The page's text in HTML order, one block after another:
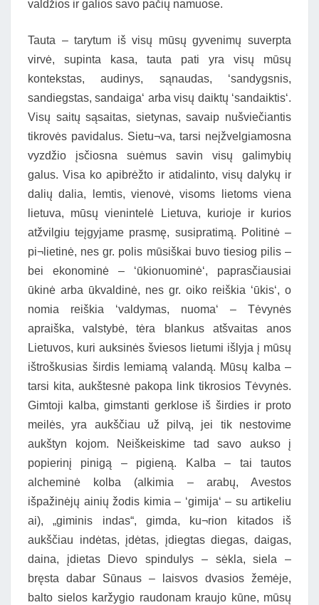
valdžios ir galios savo pačių namuose.
Tauta – tarytum iš visų mūsų gyvenimų suverpta
virvė, supinta kasa, tauta pati yra visų mūsų
kontekstas, audinys, sąnaudas, ‘sandygsnis,
sandiegstas, sandaiga‘ arba visų daiktų ‘sandaiktis‘.
Visų saitų sąsaitas, sietynas, savaip nušviečiantis
tikrovės pavidalus. Sietu¬va, tarsi neįžvelgiamosna
vyzdžio įsčiosna suėmus savin visų galimybių
galus. Visa ko apibrėžto ir atidalinto, visų dalykų ir
dalių dalia, lemtis, vienovė, visoms lietoms viena
lietuva, mūsų vienintelė Lietuva, kurioje ir kurios
atžvilgiu teįgyjame prasmę, susipratimą. Politinė –
pi¬lietinė, nes gr. polis mūsiškai buvo tiesiog pilis –
bei ekonominė – ‘ūkionuominė‘, paprasčiausiai
ūkinė arba ūkvaldinė, nes gr. oiko reiškia ‘ūkis‘, o
nomia reiškia ‘valdymas, nuoma‘ – Tėvynės
apraiška, valstybė, tėra blankus atšvaitas anos
Lietuvos, kuri auksinės šviesos lietumi išlyja į mūsų
ištroškusias širdis lemiamą valandą. Mūsų kalba –
tarsi kita, aukštesnė pakopa link tikrosios Tėvynės.
Gimtoji kalba, gimstanti gerklose iš širdies ir proto
meilės, yra aukščiau už pilvą, jei tik nestovime
aukštyn kojom. Neiškeiskime tad savo aukso į
popierinį pinigą – pigieną. Kalba – tai tautos
alcheminė kolba (alkimia – arabų, Avestos
išpažinėjų ainių žodis kimia – ‘gimija‘ – su artikeliu
ai), „giminis indas“, gimda, ku¬rion kitados iš
aukščiau indėtas, įdėtas, įdiegtas diegas, daigas,
daina, įdietas Dievo spindulys – sėkla, siela –
bręsta dabar Sūnaus – laisvos dvasios žemėje,
balto sielos karžygio raudonam kraujo kūne, mūsų